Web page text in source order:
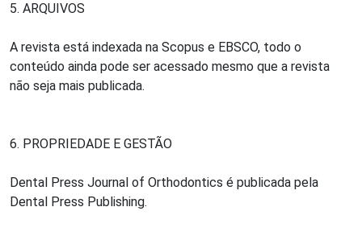
5. ARQUIVOS
A revista está indexada na Scopus e EBSCO, todo o
conteúdo ainda pode ser acessado mesmo que a revista
não seja mais publicada.
6. PROPRIEDADE E GESTÃO
Dental Press Journal of Orthodontics é publicada pela
Dental Press Publishing.